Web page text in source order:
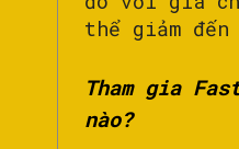
thể giảm đến
Tham gia
nào?